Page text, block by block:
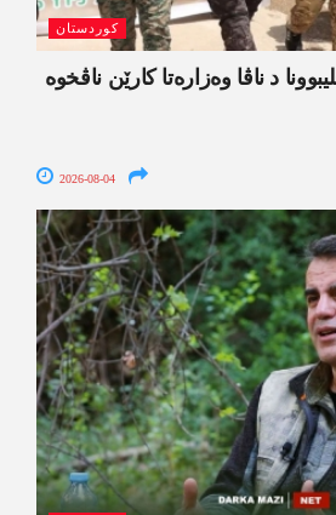
کوردستان
د ناڤا وەزارەتا کارێن ناڤخوە
2026-08-04